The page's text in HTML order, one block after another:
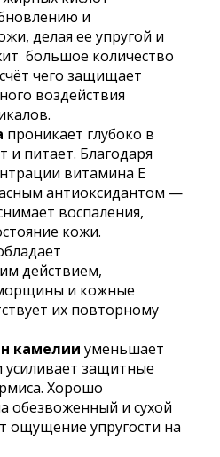
и
делая ее упругой и
большое количество
чего защищает
воздействия
проникает глубоко в
и питает. Благодаря
витамина Е
антиоксидантом —
воспаления,
кожи.
действием,
и кожные
их повторному
камелии уменьшает
усиливает защитные
Хорошо
обезвоженный и сухой
ощущение упругости на